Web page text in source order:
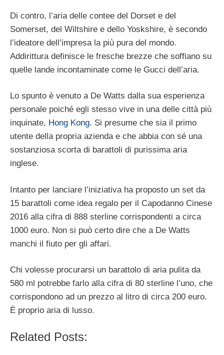
Di contro, l’aria delle contee del Dorset e del
Somerset, del Wiltshire e dello Yoskshire, è secondo
l’ideatore dell’impresa la più pura del mondo.
Addirittura definisce le fresche brezze che soffiano su
quelle lande incontaminate come le Gucci dell’aria.
Lo spunto è venuto a De Watts dalla sua esperienza
personale poiché egli stesso vive in una delle città più
inquinate, Hong Kong. Si presume che sia il primo
utente della propria azienda e che abbia con sé una
sostanziosa scorta di barattoli di purissima aria
inglese.
Intanto per lanciare l’iniziativa ha proposto un set da
15 barattoli come idea regalo per il Capodanno Cinese
2016 alla cifra di 888 sterline corrispondenti a circa
1000 euro. Non si può certo dire che a De Watts
manchi il fiuto per gli affari.
Chi volesse procurarsi un barattolo di aria pulita da
580 ml potrebbe farlo alla cifra di 80 sterline l’uno, che
corrispondono ad un prezzo al litro di circa 200 euro.
È proprio aria di lusso.
Related Posts: